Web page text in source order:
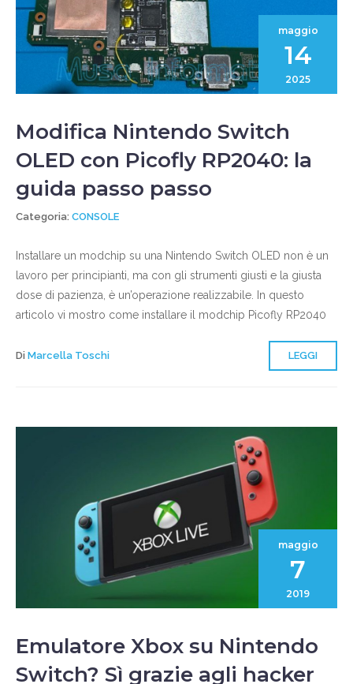
maggio
14
2025
Modifica Nintendo Switch
OLED con Picofly RP2040: la
guida passo passo
Categoria: CONSOLE
Installare un modchip su una Nintendo Switch OLED non è un
lavoro per principianti, ma con gli strumenti giusti e la giusta
dose di pazienza, è un’operazione realizzabile. In questo
articolo vi mostro come installare il modchip Picofly RP2040
Di Marcella Toschi LEGGI
maggio
7
2019
Emulatore Xbox su Nintendo
Switch? Sì grazie agli hacker